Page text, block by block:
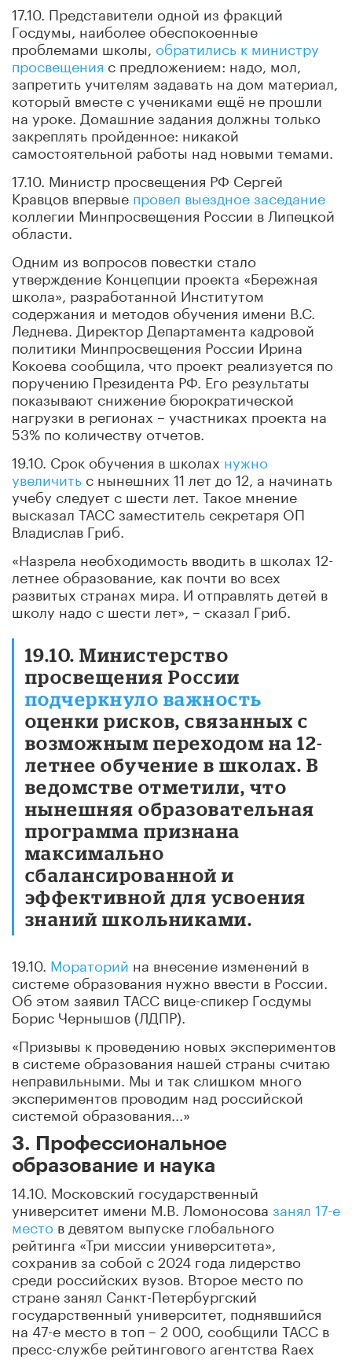
17.10. Представители одной из фракций
Госдумы, наиболее обеспокоенные
проблемами школы, обратились к министру
просвещения с предложением: надо, мол,
запретить учителям задавать на дом материал,
который вместе с учениками ещё не прошли
на уроке. Домашние задания должны только
закреплять пройденное: никакой
самостоятельной работы над новыми темами.
17.10. Министр просвещения РФ Сергей
Кравцов впервые провел выездное заседание
коллегии Минпросвещения России в Липецкой
области.
Одним из вопросов повестки стало
утверждение Концепции проекта «Бережная
школа», разработанной Институтом
содержания и методов обучения имени В.С.
Леднева. Директор Департамента кадровой
политики Минпросвещения России Ирина
Кокоева сообщила, что проект реализуется по
поручению Президента РФ. Его результаты
показывают снижение бюрократической
нагрузки в регионах – участниках проекта на
53% по количеству отчетов.
19.10. Срок обучения в школах нужно
увеличить с нынешних 11 лет до 12, а начинать
учебу следует с шести лет. Такое мнение
высказал ТАСС заместитель секретаря ОП
Владислав Гриб.
«Назрела необходимость вводить в школах 12-
летнее образование, как почти во всех
развитых странах мира. И отправлять детей в
школу надо с шести лет», – сказал Гриб.
19.10. Министерство
просвещения России
подчеркнуло важность
оценки рисков, связанных с
возможным переходом на 12-
летнее обучение в школах. В
ведомстве отметили, что
нынешняя образовательная
программа признана
максимально
сбалансированной и
эффективной для усвоения
знаний школьниками.
19.10. Мораторий на внесение изменений в
системе образования нужно ввести в России.
Об этом заявил ТАСС вице-спикер Госдумы
Борис Чернышов (ЛДПР).
«Призывы к проведению новых экспериментов
в системе образования нашей страны считаю
неправильными. Мы и так слишком много
экспериментов проводим над российской
системой образования...»
3. Профессиональное
образование и наука
14.10. Московский государственный
университет имени М.В. Ломоносова занял 17-е
местов девятом выпуске глобального
рейтинга «Три миссии университета»,
сохранив за собой с 2024 года лидерство
среди российских вузов. Второе место по
стране занял Санкт-Петербургский
государственный университет, поднявшийся
на 47-е место в топ – 2 000, сообщили ТАСС в
пресс-службе рейтингового агентства Raex